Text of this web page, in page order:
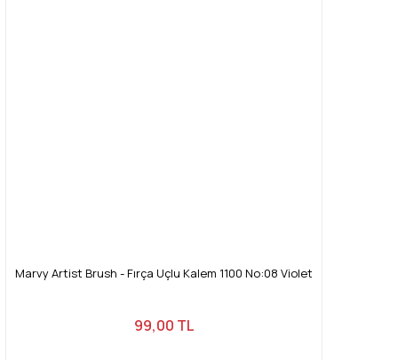
Marvy Artist Brush - Fırça Uçlu Kalem 1100 No:08 Violet
99,00 TL